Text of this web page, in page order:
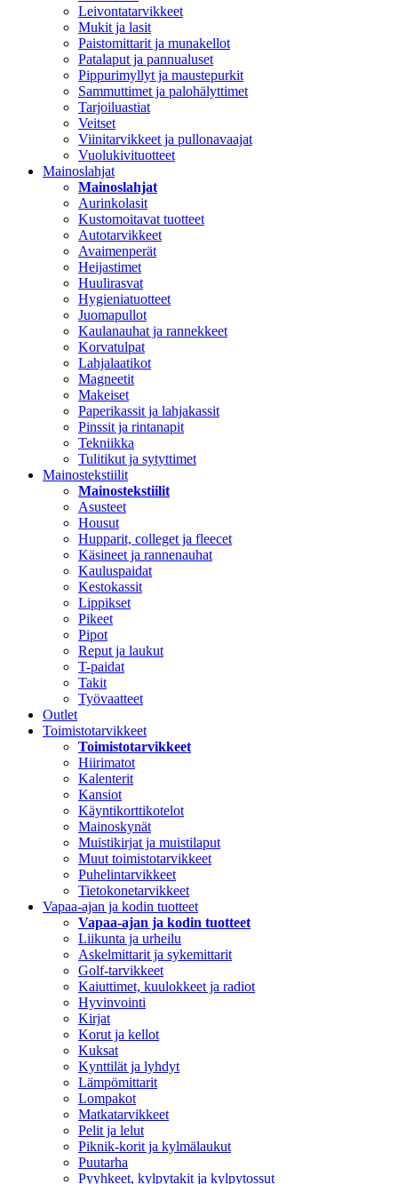
Leivontatarvikkeet
Mukit ja lasit
Paistomittarit ja munakellot
Patalaput ja pannualuset
Pippurimyllyt ja maustepurkit
Sammuttimet ja palohälyttimet
Tarjoiluastiat
Veitset
Viinitarvikkeet ja pullonavaajat
Vuolukivituotteet
Mainoslahjat
Mainoslahjat
Aurinkolasit
Kustomoitavat tuotteet
Autotarvikkeet
Avaimenperät
Heijastimet
Huulirasvat
Hygieniatuotteet
Juomapullot
Kaulanauhat ja rannekkeet
Korvatulpat
Lahjalaatikot
Magneetit
Makeiset
Paperikassit ja lahjakassit
Pinssit ja rintanapit
Tekniikka
Tulitikut ja sytyttimet
Mainostekstiilit
Mainostekstiilit
Asusteet
Housut
Hupparit, colleget ja fleecet
Käsineet ja rannenauhat
Kauluspaidat
Kestokassit
Lippikset
Pikeet
Pipot
Reput ja laukut
T-paidat
Takit
Työvaatteet
Outlet
Toimistotarvikkeet
Toimistotarvikkeet
Hiirimatot
Kalenterit
Kansiot
Käyntikorttikotelot
Mainoskynät
Muistikirjat ja muistilaput
Muut toimistotarvikkeet
Puhelintarvikkeet
Tietokonetarvikkeet
Vapaa-ajan ja kodin tuotteet
Vapaa-ajan ja kodin tuotteet
Liikunta ja urheilu
Askelmittarit ja sykemittarit
Golf-tarvikkeet
Kaiuttimet, kuulokkeet ja radiot
Hyvinvointi
Kirjat
Korut ja kellot
Kuksat
Kynttilät ja lyhdyt
Lämpömittarit
Lompakot
Matkatarvikkeet
Pelit ja lelut
Piknik-korit ja kylmälaukut
Puutarha
Pyyhkeet, kylpytakit ja kylpytossut